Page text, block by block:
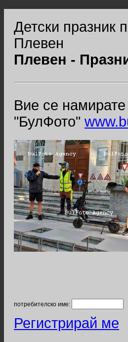
Детски празник
Плевен
Плевен -
Вие се
"БулФото"
потребителско име:
Регистрирай ме